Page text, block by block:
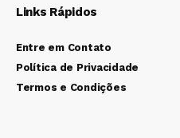
Links Rápidos
Entre em Contato
Política de Privacidade
Termos e Condições